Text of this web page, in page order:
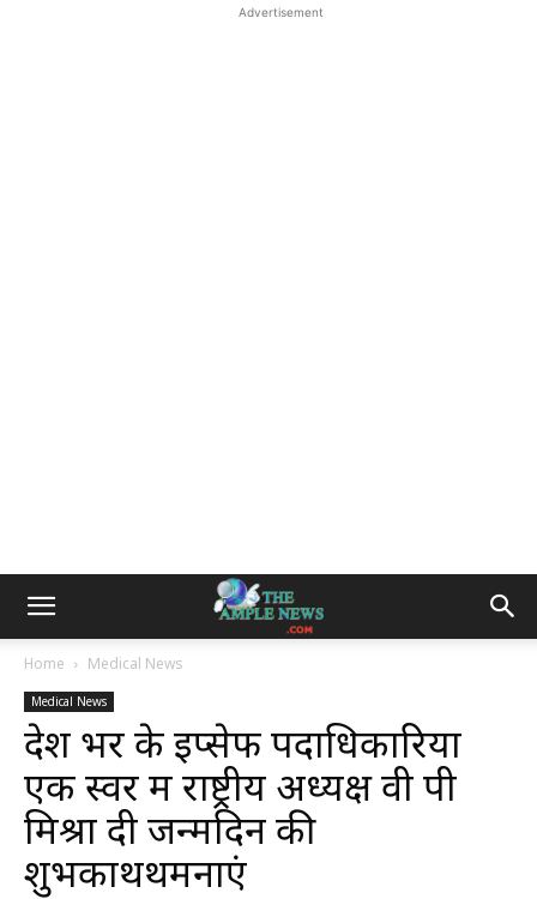
Advertisement
Home Medical News
Medical News
देश भर के इप्सेफ पदाधिकारियों
एक स्वर में राष्ट्रीय अध्यक्ष वी पी
मिश्रा दी जन्मदिन की
शुभकाथथमनाएं